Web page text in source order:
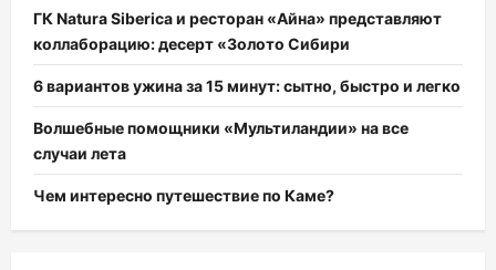
ГК Natura Siberica и ресторан «Айна» представляют
коллаборацию: десерт «Золото Сибири
6 вариантов ужина за 15 минут: сытно, быстро и легко
Волшебные помощники «Мультиландии» на все
случаи лета
Чем интересно путешествие по Каме?